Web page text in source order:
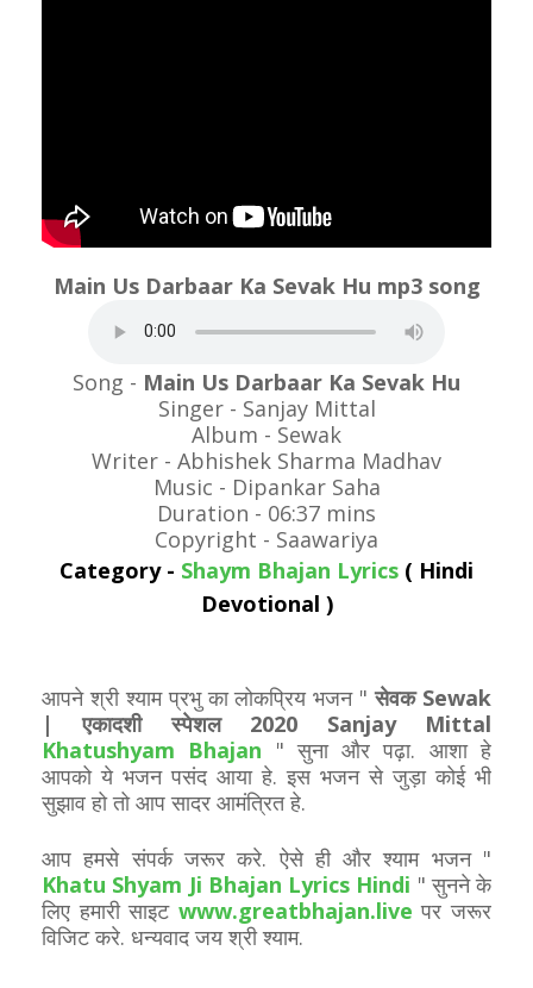
Main Us Darbaar Ka Sevak Hu mp3 song
Song - Main Us Darbaar Ka Sevak Hu
Singer - Sanjay Mittal
Album - Sewak
Writer - Abhishek Sharma Madhav
Music - Dipankar Saha
Duration - 06:37 mins
Copyright - Saawariya
Category - Shaym Bhajan Lyrics ( Hindi
Devotional )
आपने श्री श्याम प्रभु का लोकप्रिय भजन "सेवक Sewak
| एकादशी स्पेशल 2020 Sanjay Mittal
Khatushyam Bhajan " सुना और पढ़ा. आशा हे
आपको ये भजन पसंद आया हे. इस भजन से जुड़ा कोई भी
सुझाव हो तो आप सादर आमंत्रित हे.
आप हमसे संपर्क जरूर करे. ऐसे ही और श्याम भजन "
Khatu Shyam Ji Bhajan Lyrics Hindi " सुनने के
लिए हमारी साइट www.greatbhajan.live पर जरूर
विजिट करे. धन्यवाद जय श्री श्याम.